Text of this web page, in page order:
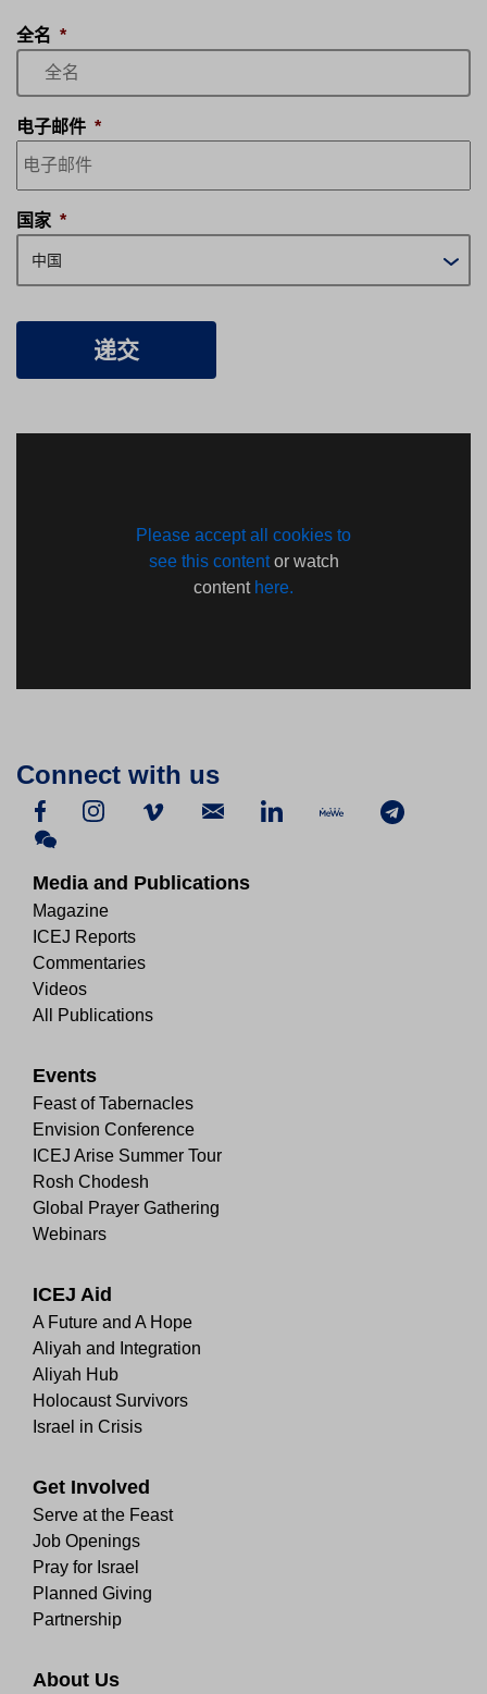
全名 *
电子邮件 *
国家 *
中国
递交
Please accept all cookies to
see this contentor watch
content here.
Connect with us
Media and Publications
Magazine
ICEJ Reports
Commentaries
Videos
All Publications
Events
Feast of Tabernacles
Envision Conference
ICEJ Arise Summer Tour
Rosh Chodesh
Global Prayer Gathering
Webinars
ICEJ Aid
A Future and A Hope
Aliyah and Integration
Aliyah Hub
Holocaust Survivors
Israel in Crisis
Get Involved
Serve at the Feast
Job Openings
Pray for Israel
Planned Giving
Partnership
About Us